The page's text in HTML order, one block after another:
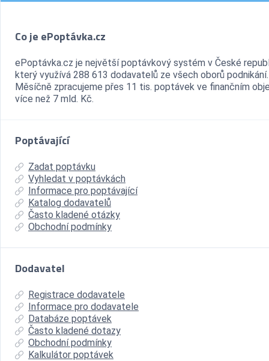
Co je ePoptávka.cz
ePoptávka.cz je největší poptávkový systém v České
který využívá 288 613 dodavatelů ze všech oborů podnikání.
Měsíčně zpracujeme přes 11 tis. poptávek ve finančním
více než 7 mld. Kč.
Poptávající
Zadat poptávku
Vyhledat v poptávkách
Informace pro poptávající
Katalog dodavatelů
Často kladené otázky
Obchodní podmínky
Dodavatel
Registrace dodavatele
Informace pro dodavatele
Databáze poptávek
Často kladené dotazy
Obchodní podmínky
Kalkulátor poptávek